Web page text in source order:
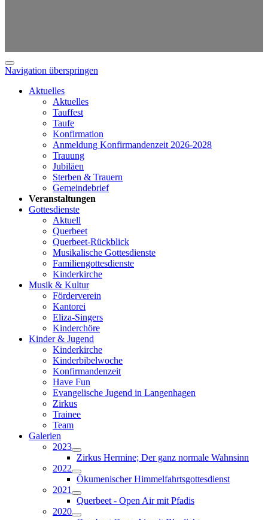
Navigation überspringen
Aktuelles
Aktuelles
Tauffest
Taufe
Konfirmation
Anmeldung Konfirmandenzeit 2026-2028
Trauung
Jubiläen
Sterben & Trauern
Gemeindebrief
Veranstaltungen
Gottesdienste
Aktuell
Querbeet
Querbeet-Rückblick
Musikalische Gottesdienste
Familiengottesdienste
Kinderkirche
Musik & Kultur
Förderverein
Kantorei
Eliza-Singers
Kinderchöre
Kinder & Jugend
Kinderkirche
Kinderbibelwoche
Konfirmandenzeit
Have Fun
Evangelische Jugend in Langenhagen
Zirkus
Trainee
Team
Galerien
2023
Zirkus Hermine; Der ganz normale Wahnsinn
2022
Ökumenischer Himmelfahrtsgottesdienst
2021
Querbeet - Open Air mit Pfadis
2020